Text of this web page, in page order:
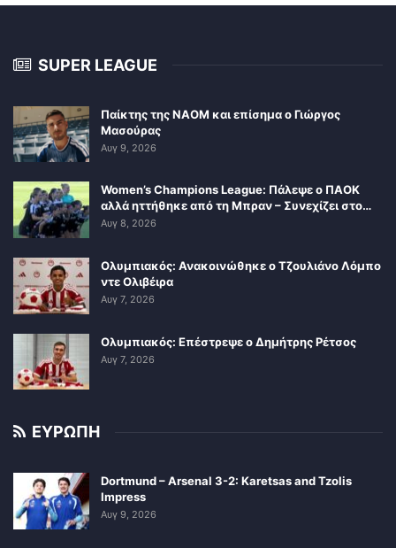
SUPER LEAGUE
Παίκτης της ΝΑΟΜ και επίσημα ο Γιώργος
Μασούρας
Αυγ 9, 2026
Women’s Champions League: Πάλεψε ο ΠΑΟΚ
αλλά ηττήθηκε από τη Μπραν – Συνεχίζει στο…
Αυγ 8, 2026
Ολυμπιακός: Ανακοινώθηκε ο Τζουλιάνο Λόμπο
ντε Ολιβέιρα
Αυγ 7, 2026
Ολυμπιακός: Επέστρεψε ο Δημήτρης Ρέτσος
Αυγ 7, 2026
ΕΥΡΩΠΗ
Dortmund – Arsenal 3-2: Karetsas and Tzolis
Impress
Αυγ 9, 2026